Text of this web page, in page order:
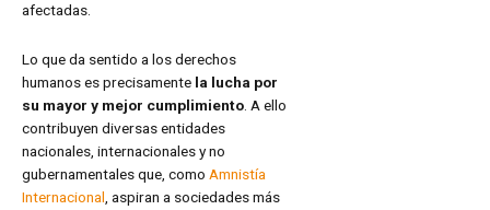
afectadas.
Lo que da sentido a los derechos
humanos es precisamente la lucha por
su mayor y mejor cumplimiento. A ello
contribuyen diversas entidades
nacionales, internacionales y no
gubernamentales que, como Amnistía
Internacional, aspiran a sociedades más